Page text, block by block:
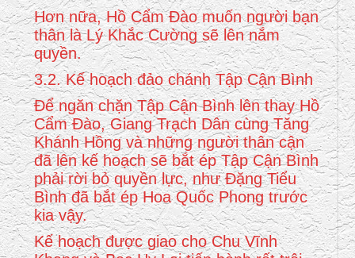
Hơn nữa, Hồ Cẩm Đào muốn người bạn
thân là Lý Khắc Cường sẽ lên nắm
quyền.
3.2. Kế hoạch đảo chánh Tập Cận Bình
Để ngăn chặn Tập Cận Bình lên thay Hồ
Cẩm Đào, Giang Trạch Dân cùng Tăng
Khánh Hồng và những người thân cận
đã lên kế hoạch sẽ bắt ép Tập Cận Bình
phải rời bỏ quyền lực, như Đặng Tiểu
Bình đã bắt ép Hoa Quốc Phong trước
kia vậy.
Kế hoạch được giao cho Chu Vĩnh